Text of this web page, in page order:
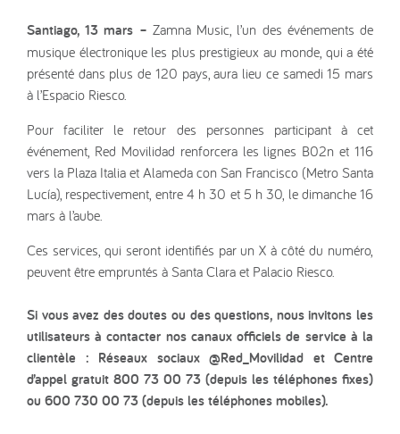
Santiago, 13 mars – Zamna Music, l’un des événements de
musique électronique les plus prestigieux au monde, qui a été
présenté dans plus de 120 pays, aura lieu ce samedi 15 mars
à l’Espacio Riesco.
Pour faciliter le retour des personnes participant à cet
événement, Red Movilidad renforcera les lignes B02n et 116
vers la Plaza Italia et Alameda con San Francisco (Metro Santa
Lucía), respectivement, entre 4 h 30 et 5 h 30, le dimanche 16
mars à l’aube.
Ces services, qui seront identifiés par un X à côté du numéro,
peuvent être empruntés à Santa Clara et Palacio Riesco.
Si vous avez des doutes ou des questions, nous invitons les
utilisateurs à contacter nos canaux officiels de service à la
clientèle : Réseaux sociaux @Red_Movilidad et Centre
d’appel gratuit 800 73 00 73 (depuis les téléphones fixes)
ou 600 730 00 73 (depuis les téléphones mobiles).